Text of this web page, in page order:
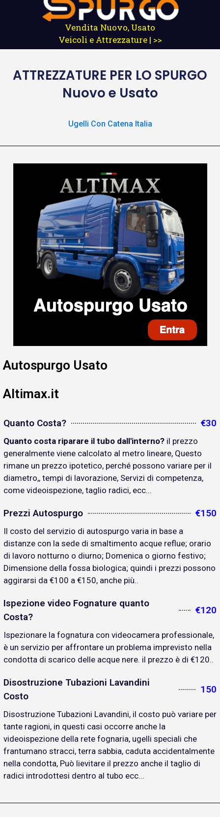
Vendita Nuovo, Usato
Veicoli e Attrezzature | >>
ATTREZZATURE PER LO SPURGO
Nuovo e Usato
Ugelli Con Catena Italia
Autospurgo Usato
Altimax.it
Quanto Costa? €30
Quanto costa riparare il tubo dall'interno? il prezzo
generalmente viene calcolato al metro lineare, Questo
rimane un prezzo ipotetico, perché possono variare per il
diametro,, tempi di lavorazione, Servizi di competenza,
come videoispezione, taglio radici, ecc...
Prezzi Autospurgo €150
Il costo del servizio di autospurgo varia in base a
distanze con la sede di smaltimento acque reflue; orario
di lavoro notturno o diurno; Domenica o giorno festivo;
Dimensione della fossa biologica; quindi i prezzi possono
aggirarsi da €100 a €150, anche più..
Ispezione video Fognature quanto
Costa?
€120
Ispezionare la fognatura con videocamera professionale,
è un servizio per affrontare un problema imprevisto nella
condotta di scarico delle acque nere. il prezzo è di €120..
Disostruzione Tubazioni Lavandini
Costo
150
Disostruzione Tubazioni Lavandini, il costo può variare per
tante ragioni, in questi casi occorre anche la
videoispezione della rete fognaria, ugelli speciali che
frantumano stracci, terra sabbia, caduta accidentalmente
nella condotta, Può lievitare il prezzo anche il taglio di
radici introdottesi dentro al tubo ecc...